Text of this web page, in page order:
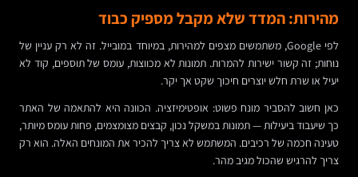
מהירות: המדד שלא מקבל מספיק כבוד
לפי Google, משתמשים מצפים למהירות, במיוחד במובייל. זה לא רק עניין של
נוחות; זה קשור ישירות להמרות. תמונות לא מכווצות, עומס של תוספים, קוד לא
יעיל או שרת חלש יוצרים חיכוך שקט אך יקר.
כאן חשוב להסביר מונח פשוט: אופטימיזציה. הכוונה היא להתאמה של האתר
כך שיעבוד ביעילות — תמונות במשקל נכון, קבצים מצומצמים, פחות עומס מיותר,
טעינה חכמה של רכיבים. המשתמש לא צריך להכיר את המונחים האלה. הוא רק
צריך להרגיש שהכול מגיב מהר.